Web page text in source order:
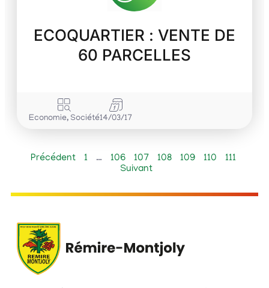
ECOQUARTIER : VENTE DE
60 PARCELLES
Economie, Société14/03/17
Précédent 1 … 106 107 108 109 110
111
Suivant